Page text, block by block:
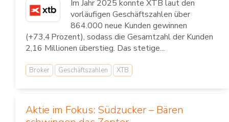
Im Jahr 2025 konnte XTB laut den
vorläufigen Geschäftszahlen über
864.000 neue Kunden gewinnen
(+73,4 Prozent), sodass die Gesamtzahl der Kunden
2,16 Millionen überstieg. Das stetige...
Broker Geschäftszahlen XTB
Aktie im Fokus: Südzucker – Bären